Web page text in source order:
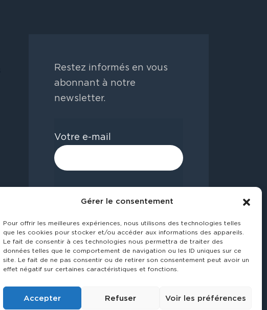
Gérer le consentement
Pour offrir les meilleures expériences, nous utilisons des technologies telles
que les cookies pour stocker et/ou accéder aux informations des appareils.
Le fait de consentir à ces technologies nous permettra de traiter des
données telles que le comportement de navigation ou les ID uniques sur ce
site. Le fait de ne pas consentir ou de retirer son consentement peut avoir un
effet négatif sur certaines caractéristiques et fonctions.
Accepter Refuser Voir les préférences
Restez informés en vous
abonnant à notre
newsletter.
Votre e-mail